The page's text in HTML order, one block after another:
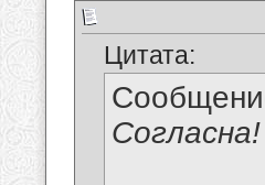
Цитата: